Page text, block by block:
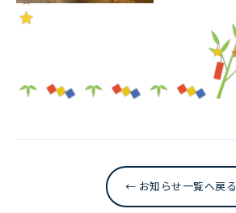
← お知らせ一覧へ戻る